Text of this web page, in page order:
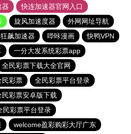
器
快连加速器官网入口
旋风加速度器
外网网址导航
狂飙加速器 哔咔漫画
快鸭VPN
一分大发系统彩票app
全民彩票下载大全官网
民彩票
全民彩票平台登录
民彩票安卓版下载
民彩票平台登录
welcome盈彩购彩大厅广东